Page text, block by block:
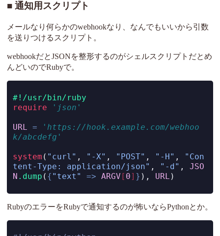
通知用スクリプト
メールなり何らかのwebhookなり、なんでもいいから引数
を送りつけるスクリプト。
webhookだとJSONを整形するのがシェルスクリプトだとめ
んどいのでRubyで。
#!/usr/bin/ruby
require
'json'
URL =
'https://hook.example.com/webhoo
k/abcdefg'
system ( "curl" , "-X" , "POST" , "-H" ,
"Con
tent-Type: application/json" , "-d" , JSO
N .dump ( { "text" => ARGV [ 0] } ), URL )
RubyのエラーをRubyで通知するのが怖いならPythonとか。